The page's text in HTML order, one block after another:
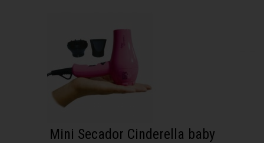
Mini Secador Cinderella baby